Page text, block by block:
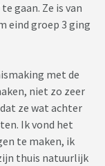
gaan. Ze is van
eind groep 3 ging
met de
niet zo zeer
ze wat achter
Ik vond het
te maken, ik
thuis natuurlijk